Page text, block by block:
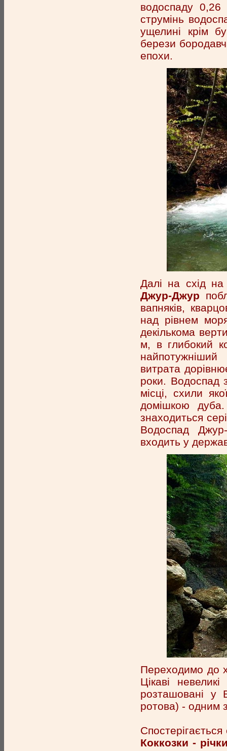
водоспаду 0,26
струмінь
ущелині крім
берези
епохи.
Далі на схід
Джур-Джур
вапняків,
над рівнем
декількома
м, в глибокий
витрата
роки. Водоспад
місці, схили
домішкою
знаходиться
Водоспад
входить у
Переходимо до
Цікаві невеликі
розташовані у
ротова) - одним з
Коккозки -